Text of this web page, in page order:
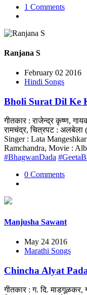
1 Comments
Ranjana S
February 02 2016
Hindi Songs
Bholi Surat Dil Ke
गीतकार : राजेन्द्र कृष्ण,
रामचंद्र, चित्रपट :
Singer : Lata
Ramchandra, Movie :
#BhagwanDada
0 Comments
Manjusha Sawant
May 24 2016
Marathi Songs
Chincha Alyat
गीतकार : ग. दि.